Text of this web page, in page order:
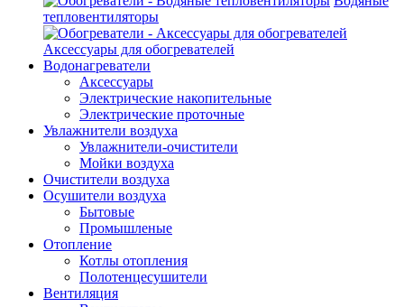
тепловентиляторы
Аксессуары для обогревателей
Водонагреватели
Аксессуары
Электрические накопительные
Электрические проточные
Увлажнители воздуха
Увлажнители-очистители
Мойки воздуха
Очистители воздуха
Осушители воздуха
Бытовые
Промышленые
Отопление
Котлы отопления
Полотенцесушители
Вентиляция